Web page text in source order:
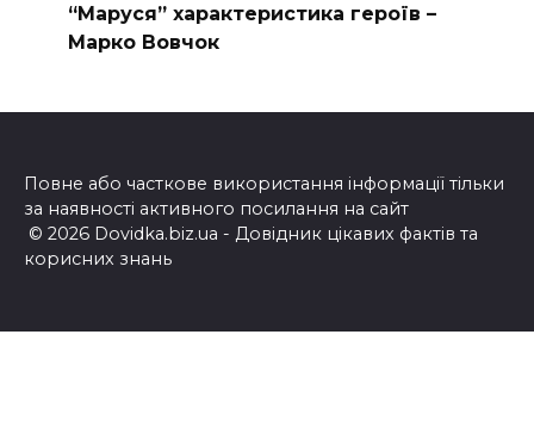
“Маруся” характеристика героїв –
Марко Вовчок
Повне або часткове використання інформації тільки
за наявності активного посилання на сайт
© 2026 Dovidka.biz.ua - Довідник цікавих фактів та
корисних знань